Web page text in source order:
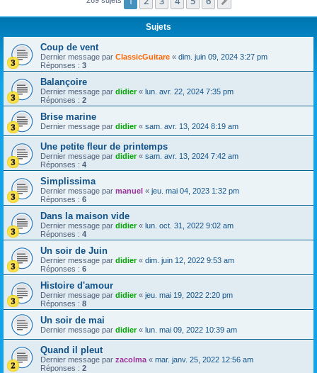
Sujets
Coup de vent
Dernier message par ClassicGuitare « dim. juin 09, 2024 3:27 pm
Réponses : 3
Balançoire
Dernier message par didier« lun. avr. 22, 2024 7:35 pm
Réponses : 2
Brise marine
Dernier message par didier« sam. avr. 13, 2024 8:19 am
Une petite fleur de printemps
Dernier message par didier« sam. avr. 13, 2024 7:42 am
Réponses : 4
Simplissima
Dernier message par manuel « jeu. mai 04, 2023 1:32 pm
Réponses : 6
Dans la maison vide
Dernier message par didier« lun. oct. 31, 2022 9:02 am
Réponses : 4
Un soir de Juin
Dernier message par didier« dim. juin 12, 2022 9:53 am
Réponses : 6
Histoire d'amour
Dernier message par didier« jeu. mai 19, 2022 2:20 pm
Réponses : 8
Un soir de mai
Dernier message par didier« lun. mai 09, 2022 10:39 am
Quand il pleut
Dernier message par zacolma « mar. janv. 25, 2022 12:56 am
Réponses : 2